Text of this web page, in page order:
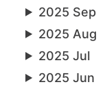
2025 Sep
2025 Aug
2025 Jul
2025 Jun